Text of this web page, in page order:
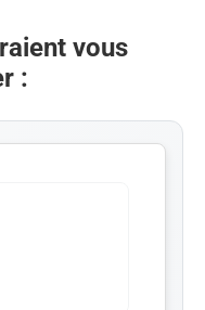
vous
: